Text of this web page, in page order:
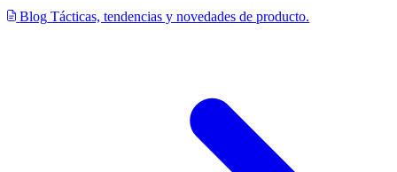
Blog Tácticas, tendencias y novedades de producto.